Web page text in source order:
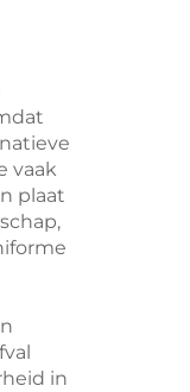
vaak
plaat
in